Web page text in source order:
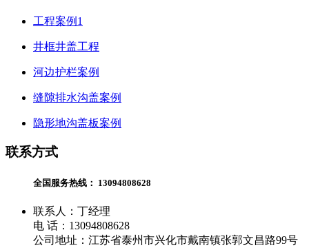
工程案例1
井框井盖工程
河边护栏案例
缝隙排水沟盖案例
隐形地沟盖板案例
联系方式
全国服务热线： 13094808628
联系人：丁经理
电 话：13094808628
公司地址：江苏省泰州市兴化市戴南镇张郭文昌路99号